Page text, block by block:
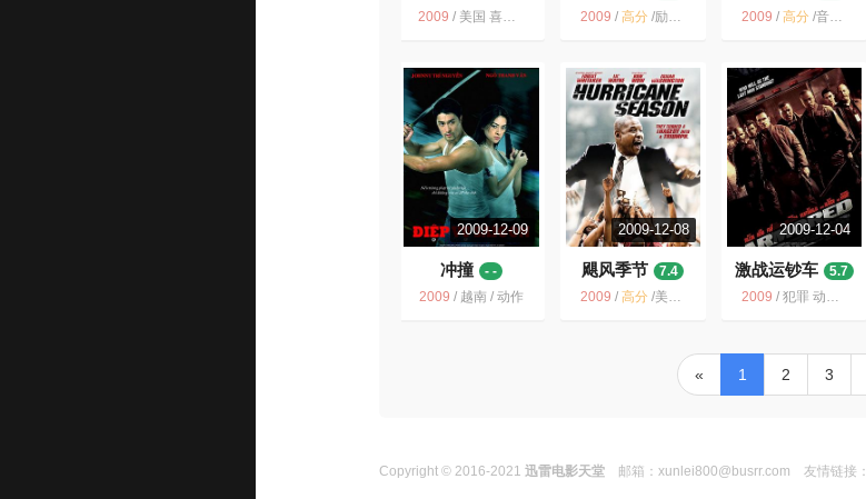
6.5
2009 / 美国 喜剧 女性 美国电影 黑色幽默 剧情 2009 JosephGordon-Levitt
2009 / 高分/励志 传记 美国 剧情 曼德拉 体育 2009 历史
2009 / 高分/音乐 美国 剧情 美国电影 JeffBridges 2009 狂野之心 MaggieGyllenhaal
2009-12-09
冲撞
- -
2009 / 越南 / 动作
2009-12-08
飓风季节
7.4
2009 / 高分/美国 / 剧情 运动
2009-12-04
激战运钞车
5.7
2009 / 犯罪 动作 美国 剧情 装甲车 人性 警匪 暴力
« 1 2 3
Copyright © 2016-2021迅雷电影天堂 邮箱：xunlei800@busrr.com 友情链接：